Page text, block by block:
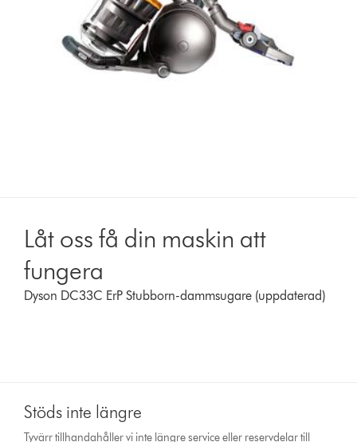
Låt oss få din maskin att
fungera
Dyson DC33C ErP Stubborn-dammsugare (uppdaterad)
Stöds inte längre
Tyvärr tillhandahåller vi inte längre service eller reservdelar till